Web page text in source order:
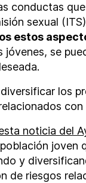
conductas
sexual
estos
jóvenes, se
los
con
noticia del
joven
y
de riesgos